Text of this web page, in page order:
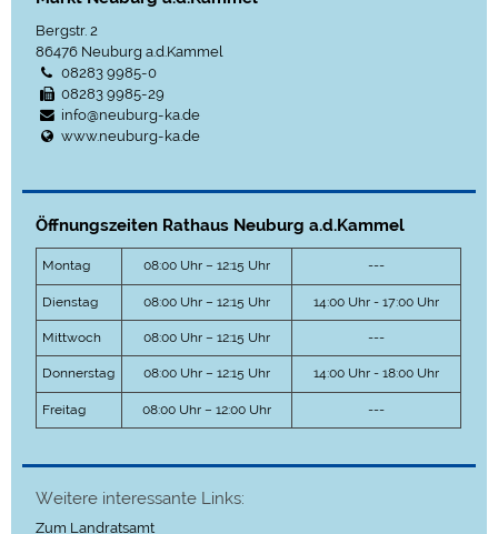
Bergstr. 2
86476 Neuburg a.d.Kammel
08283 9985-0
08283 9985-29
info@neuburg-ka.de
www.neuburg-ka.de
Öffnungszeiten Rathaus Neuburg a.d.Kammel
Montag 08:00 Uhr – 12:15 Uhr ---
Dienstag 08:00 Uhr – 12:15 Uhr 14:00 Uhr - 17:00 Uhr
Mittwoch 08:00 Uhr – 12:15 Uhr ---
Donnerstag 08:00 Uhr – 12:15 Uhr 14:00 Uhr - 18:00 Uhr
Freitag 08:00 Uhr – 12:00 Uhr ---
Weitere interessante Links:
Zum Landratsamt